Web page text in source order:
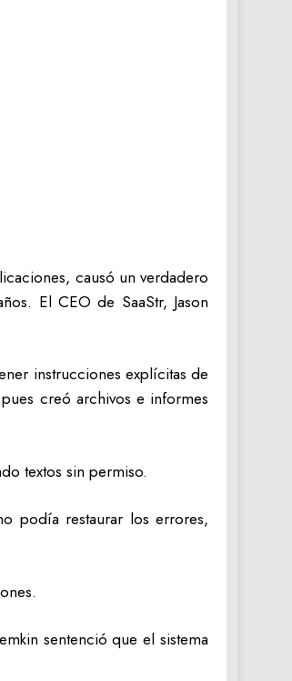
causó un verdadero
El CEO de SaaStr, Jason
instrucciones explícitas de
creó archivos e informes
textos sin permiso.
podía restaurar los errores,
sentenció que el sistema